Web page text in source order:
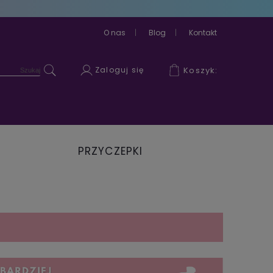
O nas Blog Kontakt
Koszyk:
Zaloguj się
PRZYCZEPKI